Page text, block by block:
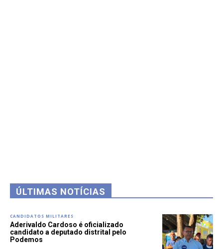
ÚLTIMAS NOTÍCIAS
CANDIDATOS MILITARES
Aderivaldo Cardoso é oficializado
candidato a deputado distrital pelo
Podemos